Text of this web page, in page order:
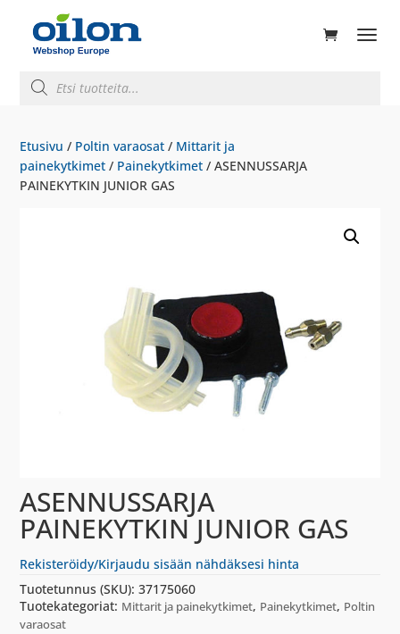
search
Etusivu / Poltin varaosat / Mittarit ja
painekytkimet / Painekytkimet / ASENNUSSARJA
PAINEKYTKIN JUNIOR GAS
ASENNUSSARJA
PAINEKYTKIN JUNIOR GAS
Rekisteröidy/Kirjaudu sisään nähdäksesi hinta
Tuotetunnus (SKU):37175060
Tuotekategoriat: Mittarit ja painekytkimet, Painekytkimet, Poltin
varaosat